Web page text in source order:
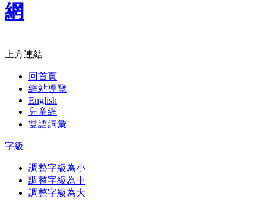
網
上方連結
回首頁
網站導覽
English
兒童網
雙語詞彙
字級
調整字級為小
調整字級為中
調整字級為大